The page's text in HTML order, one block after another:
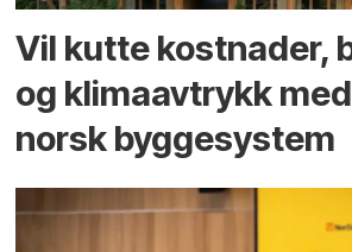
Vil kutte kostnader,
og klima­avtrykk
norsk bygge­system